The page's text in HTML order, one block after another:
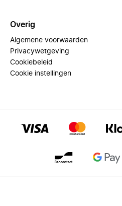
Overig
Algemene voorwaarden
Privacywetgeving
Cookiebeleid
Cookie instellingen